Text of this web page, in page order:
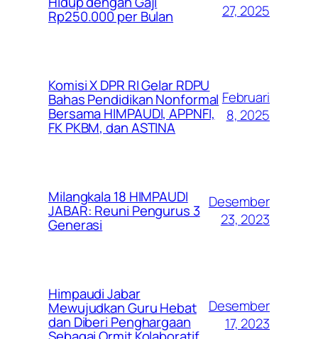
Rp250.000 per Bulan
27, 2025
Komisi X DPR RI Gelar RDPU
Bahas Pendidikan Nonformal
Bersama HIMPAUDI, APPNFI,
FK PKBM, dan ASTINA
Februari
8, 2025
Milangkala 18 HIMPAUDI
JABAR: Reuni Pengurus 3
Generasi
Desember
23, 2023
Himpaudi Jabar
Mewujudkan Guru Hebat
dan Diberi Penghargaan
Desember
17, 2023